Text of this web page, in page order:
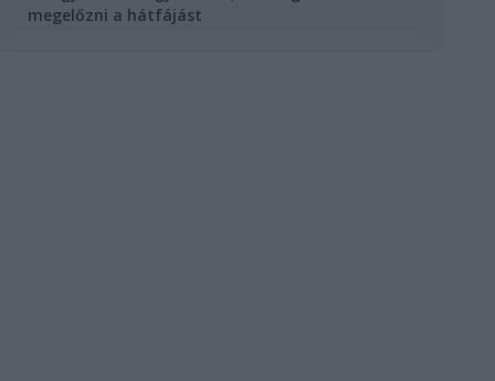
megelőzni a hátfájást